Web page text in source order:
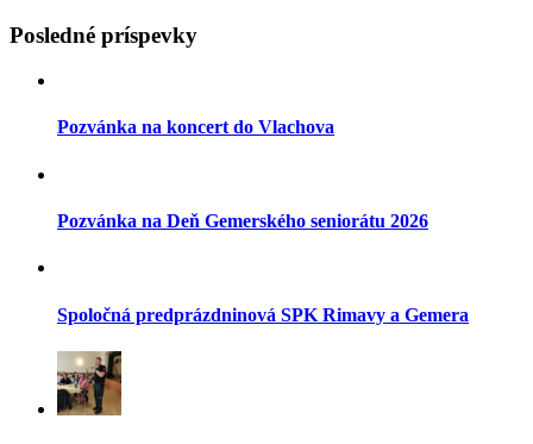
Posledné príspevky
Pozvánka na koncert do Vlachova
Pozvánka na Deň Gemerského seniorátu 2026
Spoločná predprázdninová SPK Rimavy a Gemera